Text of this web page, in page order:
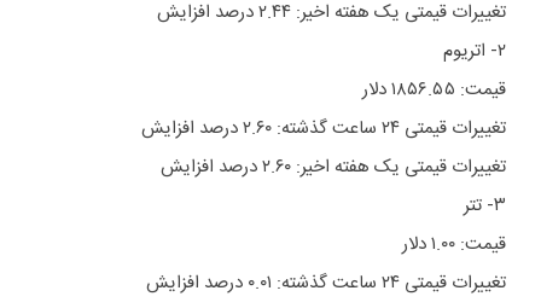
تغییرات قیمتی یک هفته اخیر: ۲.۴۴ درصد افزایش
۲- اتریوم
قیمت: ۱۸۵۶.۵۵ دلار
تغییرات قیمتی ۲۴ ساعت گذشته: ۲.۶۰ درصد افزایش
تغییرات قیمتی یک هفته اخیر: ۲.۶۰ درصد افزایش
۳- تتر
قیمت: ۱.۰۰ دلار
تغییرات قیمتی ۲۴ ساعت گذشته: ۰.۰۱ درصد افزایش